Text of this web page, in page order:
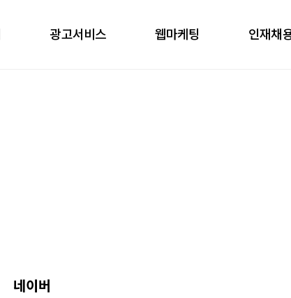
자주 묻는 질문
광고서비스 웹마케팅 인재채
네이버